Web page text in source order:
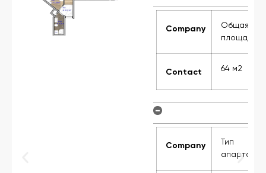
Company
Общая
площадь
Contact 64 м2
-
Company
Тип